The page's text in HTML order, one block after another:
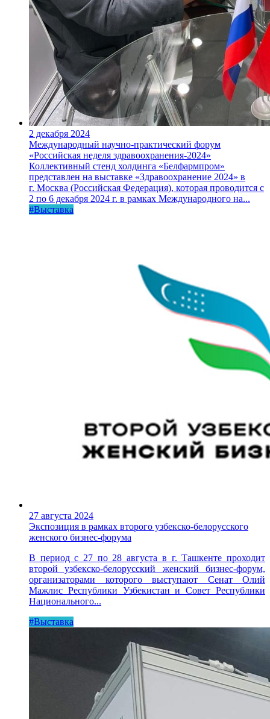
2 декабря 2024
Международный научно-практический форум
«Российская неделя здравоохранения-2024»
Коллективный стенд холдинга «Белфармпром»
представлен на выставке «Здравоохранение 2024» в
г. Москва (Российская Федерация), которая проводится с
2 по 6 декабря 2024 г. в рамках Международного на...
#Выставка
27 августа 2024
Экспозиция в рамках второго узбекско-белорусского
женского бизнес-форума
В период с 27 по 28 августа в г. Ташкенте проходит
второй узбекско-белорусский женский бизнес-форум,
организаторами которого выступают Сенат Олий
Мажлис Республики Узбекистан и Совет Республики
Национального...
#Выставка